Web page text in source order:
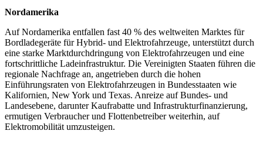
Nordamerika
Auf Nordamerika entfallen fast 40 % des weltweiten Marktes für
Bordladegeräte für Hybrid- und Elektrofahrzeuge, unterstützt durch
eine starke Marktdurchdringung von Elektrofahrzeugen und eine
fortschrittliche Ladeinfrastruktur. Die Vereinigten Staaten führen die
regionale Nachfrage an, angetrieben durch die hohen
Einführungsraten von Elektrofahrzeugen in Bundesstaaten wie
Kalifornien, New York und Texas. Anreize auf Bundes- und
Landesebene, darunter Kaufrabatte und Infrastrukturfinanzierung,
ermutigen Verbraucher und Flottenbetreiber weiterhin, auf
Elektromobilität umzusteigen.